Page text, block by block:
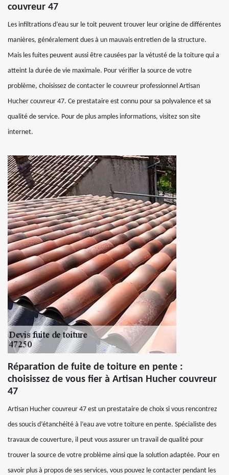
couvreur 47
Les infiltrations d’eau sur le toit peuvent trouver leur origine de différentes
manières, généralement dues à un mauvais entretien de la structure.
Mais les fuites peuvent aussi être causées par la vétusté de la toiture qui a
atteint la durée de vie maximale. Pour vérifier la source de votre
problème, choisissez de contacter le couvreur professionnel Artisan
Hucher couvreur 47. Ce prestataire est connu pour sa polyvalence et sa
qualité de service. Pour de plus amples informations, visitez son site
internet.
Réparation de fuite de toiture en pente :
choisissez de vous fier à Artisan Hucher couvreur
47
Artisan Hucher couvreur 47 est un prestataire de choix si vous rencontrez
des soucis d’étanchéité à l’eau ave votre toiture en pente. Spécialiste des
travaux de couverture, il peut vous assurer un travail de qualité pour
trouver la source de votre problème ainsi que la solution adaptée. Pour en
savoir plus à propos de ses services, vous pouvez le contacter pendant les